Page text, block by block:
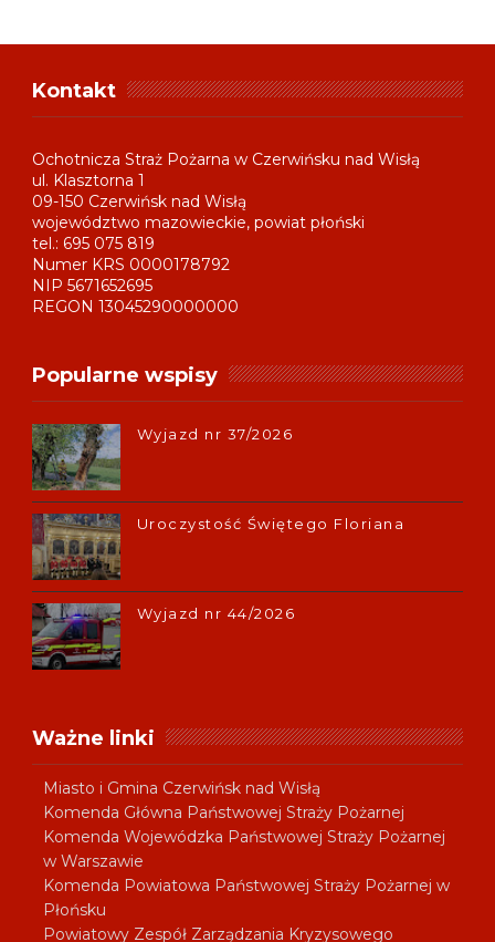
Kontakt
Ochotnicza Straż Pożarna w Czerwińsku nad Wisłą
ul. Klasztorna 1
09-150 Czerwińsk nad Wisłą
województwo mazowieckie, powiat płoński
tel.: 695 075 819
Numer KRS 0000178792
NIP 5671652695
REGON 13045290000000
Popularne wspisy
Wyjazd nr 37/2026
Uroczystość Świętego Floriana
Wyjazd nr 44/2026
Ważne linki
Miasto i Gmina Czerwińsk nad Wisłą
Komenda Główna Państwowej Straży Pożarnej
Komenda Wojewódzka Państwowej Straży Pożarnej
w Warszawie
Komenda Powiatowa Państwowej Straży Pożarnej w
Płońsku
Powiatowy Zespół Zarządzania Kryzysowego